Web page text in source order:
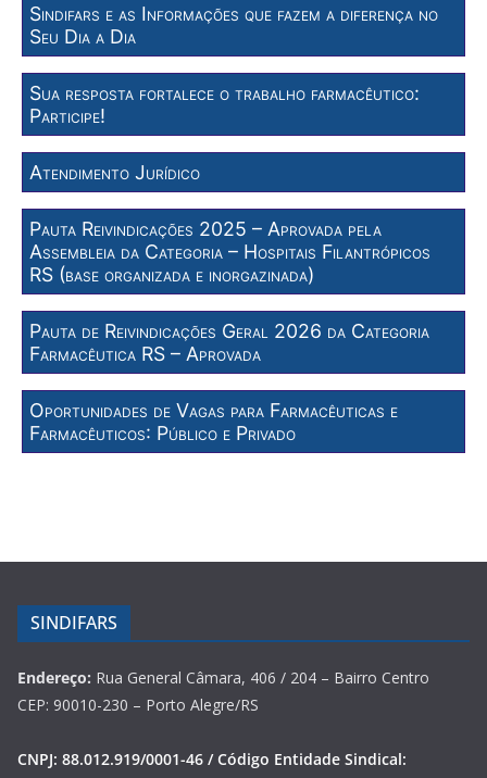
Sindifars e as Informações que fazem a diferença no
Seu Dia a Dia
Sua resposta fortalece o trabalho farmacêutico:
Participe!
Atendimento Jurídico
Pauta Reivindicações 2025 – Aprovada pela
Assembleia da Categoria – Hospitais Filantrópicos
RS (base organizada e inorgazinada)
Pauta de Reivindicações Geral 2026 da Categoria
Farmacêutica RS – Aprovada
Oportunidades de Vagas para Farmacêuticas e
Farmacêuticos: Público e Privado
SINDIFARS
Endereço: Rua General Câmara, 406 / 204 – Bairro Centro
CEP: 90010-230 – Porto Alegre/RS
CNPJ: 88.012.919/0001-46 / Código Entidade Sindical: